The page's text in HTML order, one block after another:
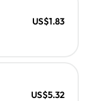
US$1.83
US$5.32